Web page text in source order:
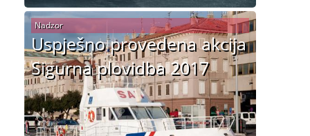
Uspješno provedena akcija
Sigurna plovidba 2017
Nadzor